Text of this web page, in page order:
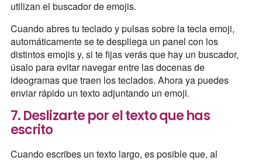
utilizan el buscador de emojis.
Cuando abres tu teclado y pulsas sobre la tecla emoji,
automáticamente se te despliega un panel con los
distintos emojis y, si te fijas verás que hay un buscador,
úsalo para evitar navegar entre las docenas de
ideogramas que traen los teclados. Ahora ya puedes
enviar rápido un texto adjuntando un emoji.
7. Deslizarte por el texto que has
escrito
Cuando escribes un texto largo, es posible que, al